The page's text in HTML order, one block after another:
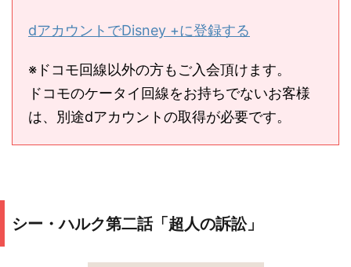
dアカウントでDisney +に登録する
※ドコモ回線以外の方もご入会頂けます。
ドコモのケータイ回線をお持ちでないお客様
は、別途dアカウントの取得が必要です。
シー・ハルク第二話「超人の訴訟」